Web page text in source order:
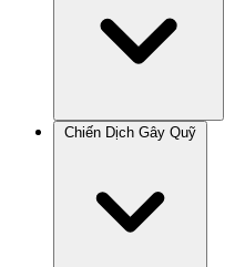
Chiến Dịch Gây Quỹ